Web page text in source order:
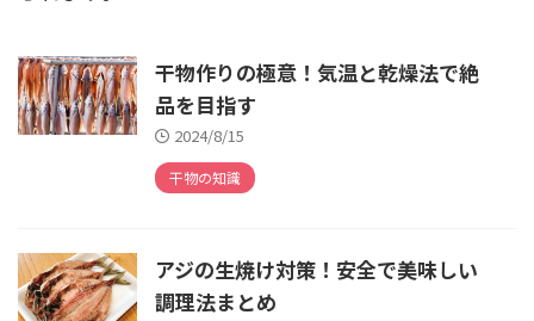
干物作りの極意！気温と乾燥法で絶
品を目指す
2024/8/15
干物の知識
アジの生焼け対策！安全で美味しい
調理法まとめ